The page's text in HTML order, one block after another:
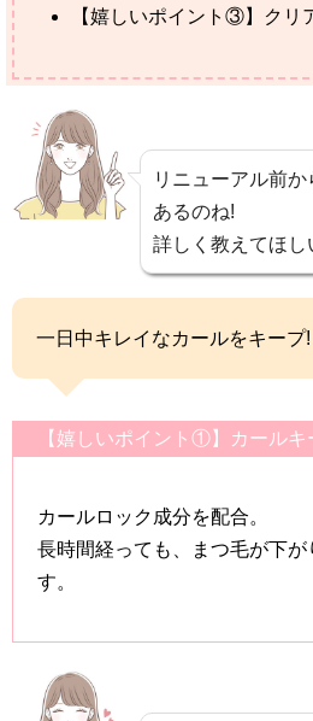
【嬉しいポイント③】クリ
リニューアル前
あるのね!
詳しく教えてほし
一日中キレイなカールをキープ!
【嬉しいポイント①】カールキ
カールロック成分を配合。
長時間経っても、まつ毛が下が
す。